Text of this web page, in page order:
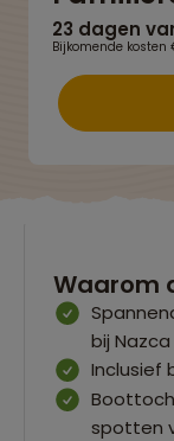
23 dagen
Bijkomende kosten
Waarom
bij Nazca
Inclusief
spotten